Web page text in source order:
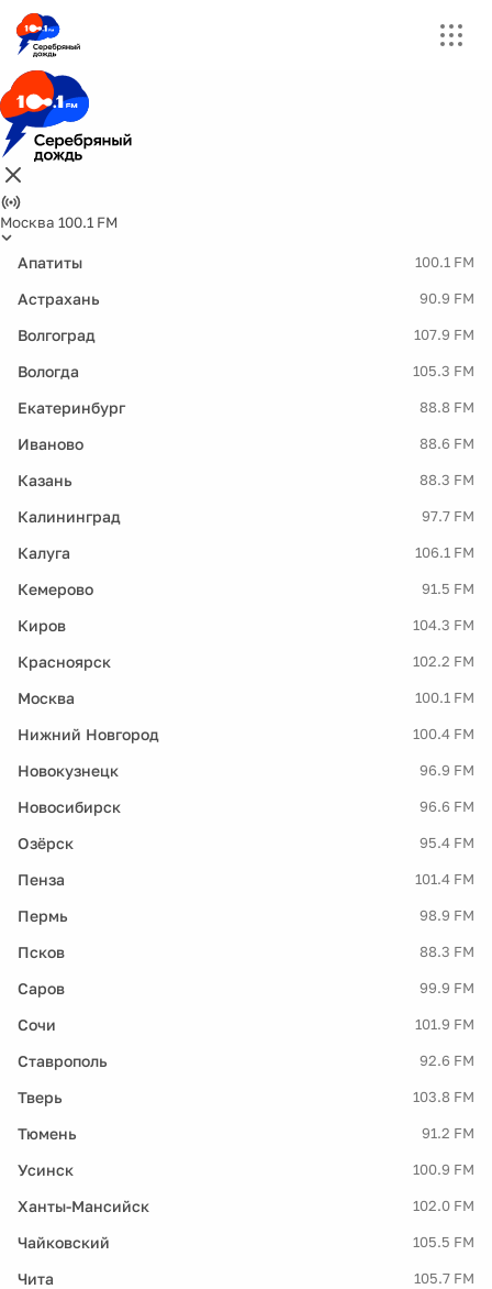
Москва 100.1 FM
Апатиты 100.1 FM
Астрахань 90.9 FM
Волгоград 107.9 FM
Вологда 105.3 FM
Екатеринбург 88.8 FM
Иваново 88.6 FM
Казань 88.3 FM
Калининград 97.7 FM
Калуга 106.1 FM
Кемерово 91.5 FM
Киров 104.3 FM
Красноярск 102.2 FM
Москва 100.1 FM
Нижний Новгород 100.4 FM
Новокузнецк 96.9 FM
Новосибирск 96.6 FM
Озёрск 95.4 FM
Пенза 101.4 FM
Пермь 98.9 FM
Псков 88.3 FM
Саров 99.9 FM
Сочи 101.9 FM
Ставрополь 92.6 FM
Тверь 103.8 FM
Тюмень 91.2 FM
Усинск 100.9 FM
Ханты-Мансийск 102.0 FM
Чайковский 105.5 FM
Чита 105.7 FM